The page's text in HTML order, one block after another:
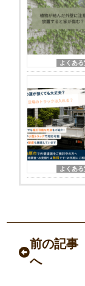
よくある
よくある
前の記事
へ